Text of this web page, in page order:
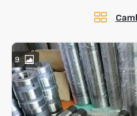
9